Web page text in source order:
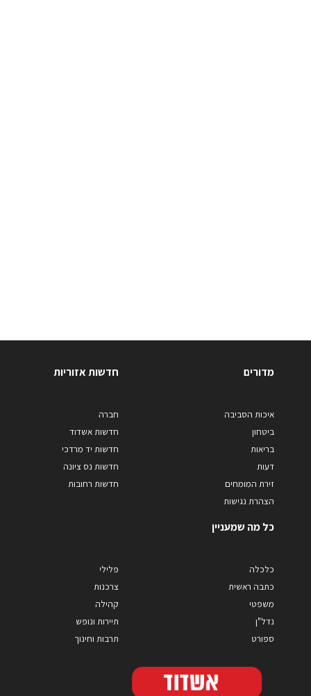
מדורים
איכות הסביבה
ביטחון
בריאות
דעות
זירת המומחים
הצהרת נגישות
חדשות אזוריות
חברה
חדשות אשדוד
חדשות יד מרדכי
חדשות נס ציונה
חדשות רחובות
כל מה שמעניין
כלכלה
כתבה ראשית
משפטי
נדל"ן
ספורט
פלילי
צרכנות
קהילה
תיירות ונופש
תרבות וחינוך